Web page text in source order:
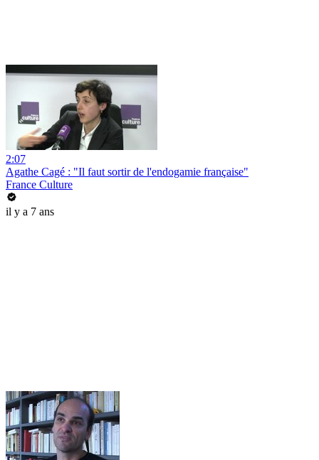
2:07
Agathe Cagé : "Il faut sortir de l'endogamie française"
France Culture
il y a 7 ans